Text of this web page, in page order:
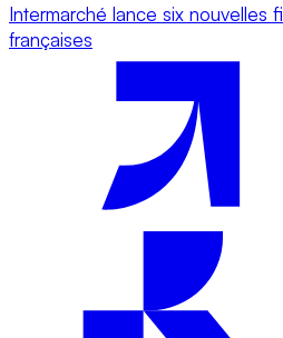
Intermarché lance six nouvelles
françaises